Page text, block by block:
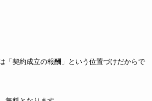
「契約成立の報酬」という位置づけだからで